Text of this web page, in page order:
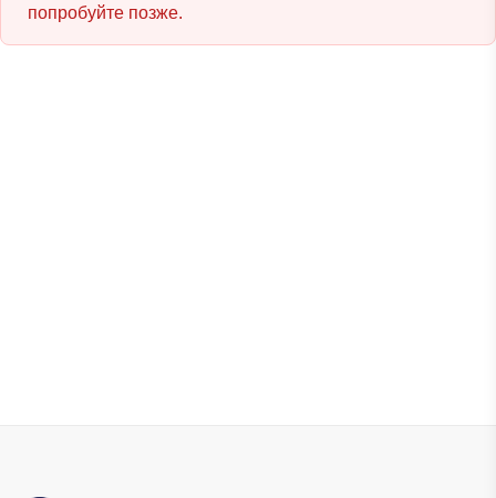
попробуйте позже.